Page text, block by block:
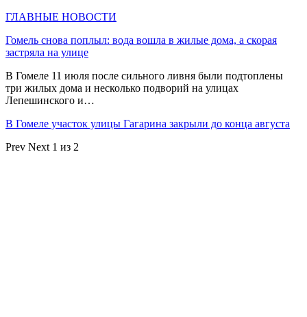
ГЛАВНЫЕ НОВОСТИ
Гомель снова поплыл: вода вошла в жилые дома, а скорая
застряла на улице
В Гомеле 11 июля после сильного ливня были подтоплены
три жилых дома и несколько подворий на улицах
Лепешинского и…
В Гомеле участок улицы Гагарина закрыли до конца августа
Prev Next 1 из 2